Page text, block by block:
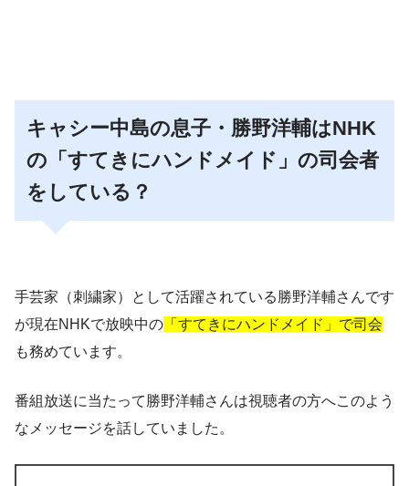
キャシー中島の息子・勝野洋輔はNHK
の「すてきにハンドメイド」の司会者
をしている？
手芸家（刺繍家）として活躍されている勝野洋輔さんです
が現在NHKで放映中の 「すてきにハンドメイド」で司会
も務めています。
番組放送に当たって勝野洋輔さんは視聴者の方へこのよう
なメッセージを話していました。